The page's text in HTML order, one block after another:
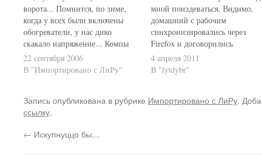
ворота... Помнится, по зиме,
когда у всех были включены
обогреватели, у нас дико
скакало напряжение... Компы
перезагружались постоянно... В
результате - выпросили на свой
отдел УПСы. Только что был
Успел осознать, что мой упс
управился, хотя монитор и
22 сентября 2006
В "Импортировано с ЛиРу"
мной поиздеваться. Видимо,
домашний с рабочим
синхронизировались через
Firefox и договорились
потрепать мне нервы! :) А вот
фиг вам! Про домашний я чуть
ранее писал - пока ещё не
рабочий подкинул что-то
4 апреля 2011
В "lytdybr"
Запись опубликована в рубрике Импортировано с ЛиРу.
ссылку.
← Искупнуццо бы…